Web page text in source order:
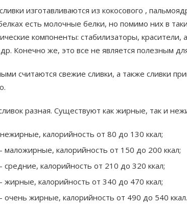
изготавливаются из кокосового ,
есть молочные белки, но помимо них в
компоненты: стабилизаторы, красители,
Конечно же, это все не является полезным
считаются свежие сливки, а также сливки
разная. Существуют как жирные, так и
калорийность от 80 до 130 ккал;
калорийность от 150 до 200 ккал;
калорийность от 210 до 320 ккал;
калорийность от 340 до 470 ккал;
жирные, калорийность от 490 до 540 ккал.